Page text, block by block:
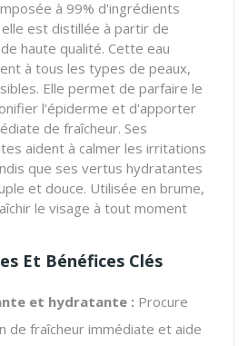
à 99% d'ingrédients
est distillée à partir de
de haute qualité. Cette eau
à tous les types de peaux,
Elle permet de parfaire le
l'épiderme et d'apporter
de fraîcheur. Ses
aident à calmer les irritations
que ses vertus hydratantes
et douce. Utilisée en brume,
le visage à tout moment
Et Bénéfices Clés
et hydratante : Procure
de fraîcheur immédiate et aide